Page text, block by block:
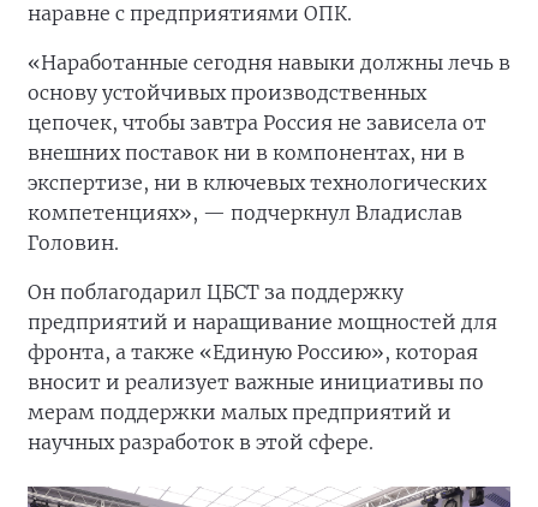
наравне с предприятиями ОПК.
«Наработанные сегодня навыки должны лечь в
основу устойчивых производственных
цепочек, чтобы завтра Россия не зависела от
внешних поставок ни в компонентах, ни в
экспертизе, ни в ключевых технологических
компетенциях», — подчеркнул Владислав
Головин.
Он поблагодарил ЦБСТ за поддержку
предприятий и наращивание мощностей для
фронта, а также «Единую Россию», которая
вносит и реализует важные инициативы по
мерам поддержки малых предприятий и
научных разработок в этой сфере.